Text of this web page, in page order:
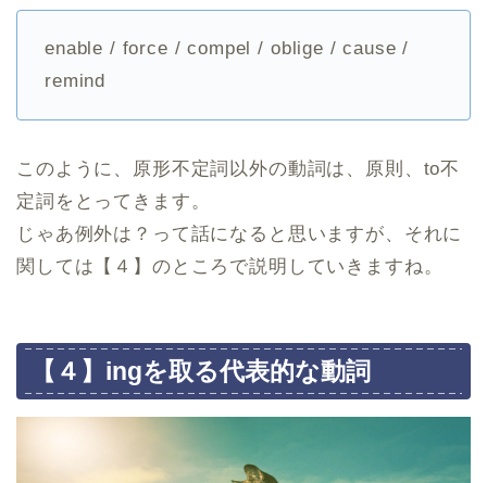
enable / force / compel / oblige / cause /
remind
このように、原形不定詞以外の動詞は、原則、to不
定詞をとってきます。
じゃあ例外は？って話になると思いますが、それに
関しては【４】のところで説明していきますね。
【４】ingを取る代表的な動詞